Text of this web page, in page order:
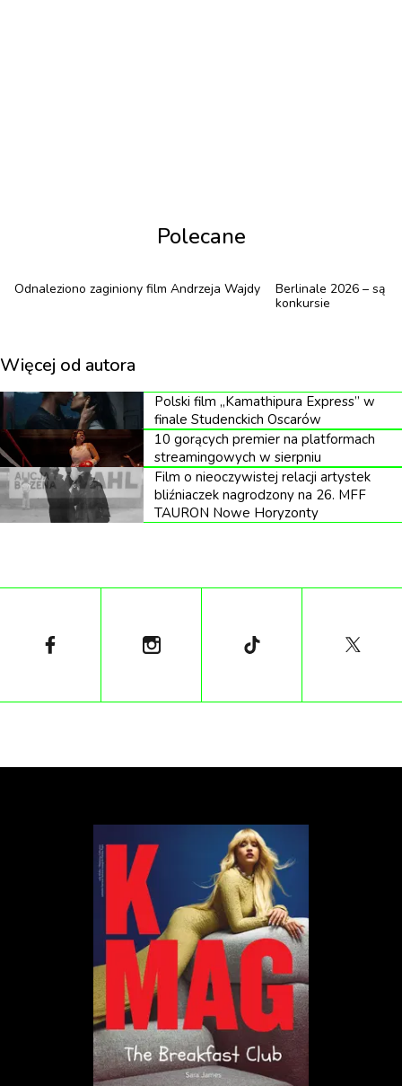
To kolejne prestiżowe wyróżnienie w dorobku Hani
Rani. Artystka ma na swoim koncie między cztery
Fryderyki, Paszport Polityki czy nagrodę na
Festiwalu Polskich Filmów Fabularnych w Gdyni za
Polecane
Odnaleziono zaginiony film Andrzeja Wajdy
Berlinale 2026 – są
konkursie
Więcej od autora
Polski film „Kamathipura Express” w
finale Studenckich Oscarów
10 gorących premier na platformach
streamingowych w sierpniu
Film o nieoczywistej relacji artystek
bliźniaczek nagrodzony na 26. MFF
TAURON Nowe Horyzonty